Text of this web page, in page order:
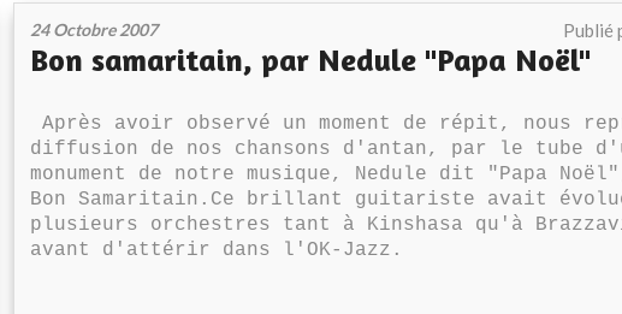
24 Octobre 2007 Publié
Bon samaritain, par Nedule "Papa Noël"
Après avoir observé un moment de répit, nous
diffusion de nos chansons d'antan, par le tube
monument de notre musique, Nedule dit "Papa
Bon Samaritain.Ce brillant guitariste avait
plusieurs orchestres tant à Kinshasa qu'à
avant d'attérir dans l'OK-Jazz.